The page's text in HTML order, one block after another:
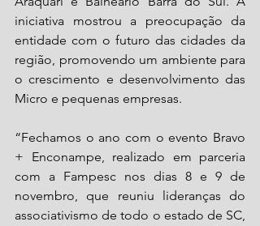
iniciativa mostrou a preocupação da
entidade com o futuro das cidades da
região, promovendo um ambiente para
o crescimento e desenvolvimento das
Micro e pequenas empresas.
“Fechamos o ano com o evento Bravo
+ Enconampe, realizado em parceria
com a Fampesc nos dias 8 e 9 de
novembro, que reuniu lideranças do
associativismo de todo o estado de SC,